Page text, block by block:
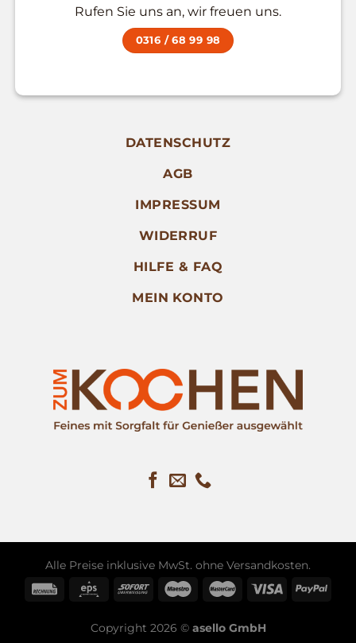
Rufen Sie uns an, wir freuen uns.
0316 / 68 99 98
DATENSCHUTZ
AGB
IMPRESSUM
WIDERRUF
HILFE & FAQ
MEIN KONTO
Alle Preise inklusive MwSt. ohne Versandkosten.
Copyright 2026 © asello GmbH